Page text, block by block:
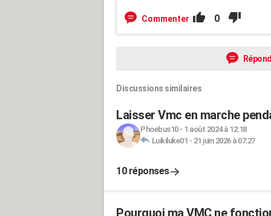
Commenter 0
Discussions similaires
Laisser Vmc en marche
Phoebus10- 1 août 2024 à 12:18
Luikiluke01 - 21 juin 2026 à 07:27
10 réponses
Pourquoi ma VMC ne